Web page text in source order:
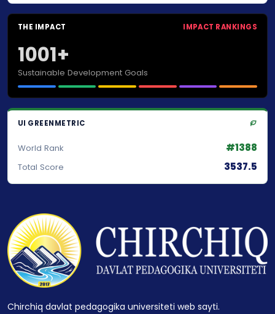
THE IMPACT IMPACT RANKINGS
1001+
Sustainable Development Goals
UI GREENMETRIC
World Rank #1388
Total Score 3537.5
Chirchiq davlat pedagogika universiteti web sayti.